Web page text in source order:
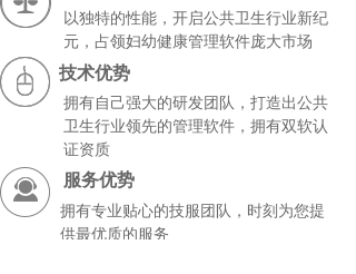
以独特的性能，开启公共卫生行业新纪
元，占领妇幼健康管理软件庞大市场
技术优势
拥有自己强大的研发团队，打造出公共
卫生行业领先的管理软件，拥有双软认
证资质
拥有专业贴心的技服团队，时刻 为您提
供最优质的服务
服务优势